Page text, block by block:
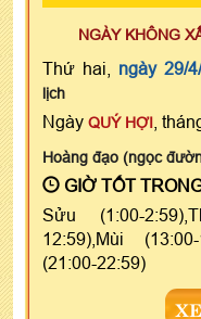
NGÀY KHÔNG
Thứ hai, ngày 29/
lịch
Ngày QUÝ HỢI ,
Hoàng đạo (ngọc
GIỜ TỐT
Sửu (1:00-
12:59),Mùi
(21:00-22:59)